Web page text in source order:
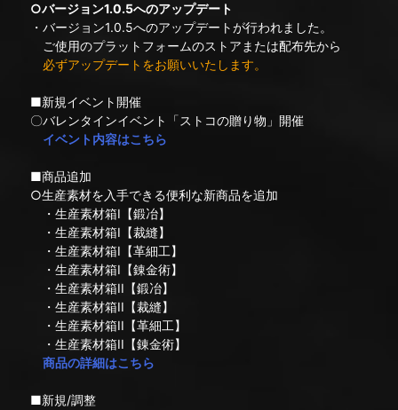
○バージョン1.0.5へのアップデート
・バージョン1.0.5へのアップデートが行われました。
ご使用のプラットフォームのストアまたは配布先から
必ずアップデートをお願いいたします。
■新規イベント開催
〇バレンタインイベント「ストコの贈り物」開催
イベント内容はこちら
■商品追加
○生産素材を入手できる便利な新商品を追加
・生産素材箱I【鍛冶】
・生産素材箱I【裁縫】
・生産素材箱I【革細工】
・生産素材箱I【錬金術】
・生産素材箱II【鍛冶】
・生産素材箱II【裁縫】
・生産素材箱II【革細工】
・生産素材箱II【錬金術】
商品の詳細はこちら
■新規/調整